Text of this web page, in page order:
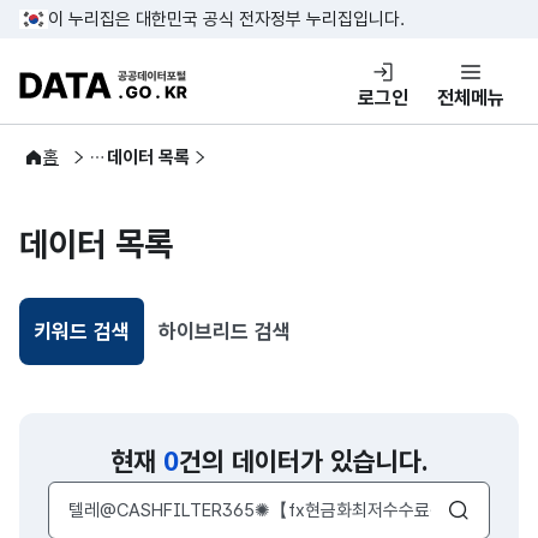
콘텐츠 바로가기
푸터 바로가기
이 누리집은 대한민국 공식 전자정부 누리집입니다.
DATA.GO.KR 공공데이터포털
로그인 전체메뉴
홈
공공데이터 데이터 목록
데이터 목록
키워드 검색
선택됨
하이브리드 검색
현재 0건의 데이터가 있습니다.
검색어 입력창
검색